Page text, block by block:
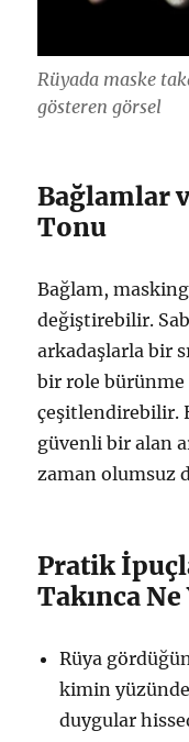
Rüyada maske
gösteren görsel
Bağlamlar
Tonu
Bağlam,
değiştirebilir.
arkadaşlarla bir
bir role bürünme
çeşitlendirebilir.
güvenli bir alan
zaman olumsuz
Pratik
Takınca Ne
Rüya
kimin
duygular